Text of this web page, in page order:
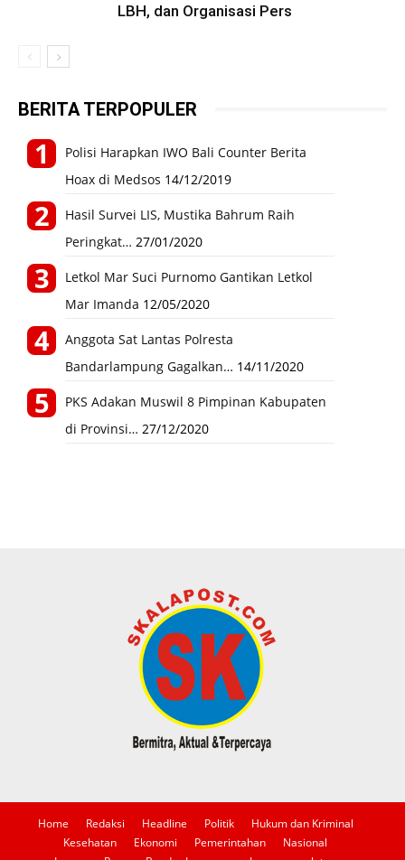
LBH, dan Organisasi Pers
BERITA TERPOPULER
Polisi Harapkan IWO Bali Counter Berita
Hoax di Medsos 14/12/2019
Hasil Survei LIS, Mustika Bahrum Raih
Peringkat… 27/01/2020
Letkol Mar Suci Purnomo Gantikan Letkol
Mar Imanda 12/05/2020
Anggota Sat Lantas Polresta
Bandarlampung Gagalkan… 14/11/2020
PKS Adakan Muswil 8 Pimpinan Kabupaten
di Provinsi… 27/12/2020
Home Redaksi Headline Politik
Hukum dan Kriminal
Kesehatan
Ekonomi Pemerintahan
Nasional